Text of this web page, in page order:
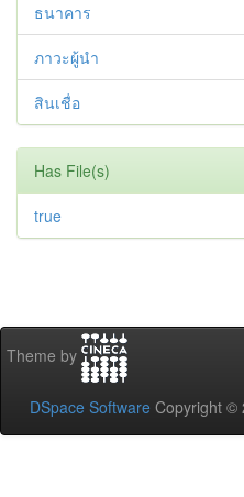
ธนาคาร
ภาวะผู้นำ
สินเชื่อ
Has File(s)
true
Theme by
DSpace Software Copyright ©